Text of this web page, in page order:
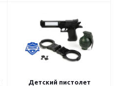
Детский пистолет